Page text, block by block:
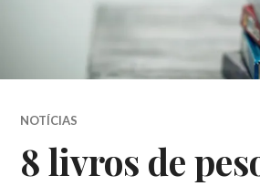
NOTÍCIAS
8 livros de